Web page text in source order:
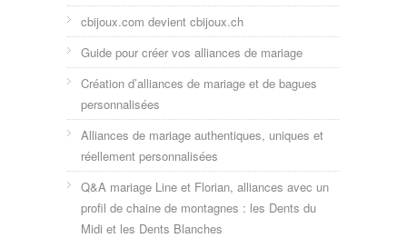
cbijoux.com devient cbijoux.ch
Guide pour créer vos alliances de mariage
Création d’alliances de mariage et de bagues
personnalisées
Alliances de mariage authentiques, uniques et
réellement personnalisées
Q&A mariage Line et Florian, alliances avec un
profil de chaine de montagnes : les Dents du
Midi et les Dents Blanches